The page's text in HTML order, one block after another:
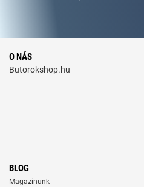
O NÁS
Butorokshop.hu
BLOG
Magazinunk